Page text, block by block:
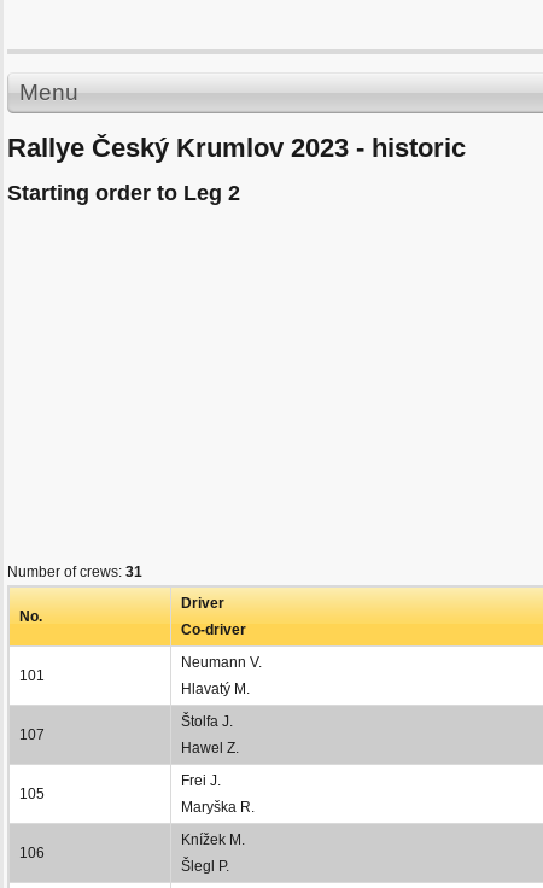
Menu
Rallye Český Krumlov 2023 - historic
Starting order to Leg 2
Number of crews: 31
No.
Driver
Co-driver
101
Neumann V.
Hlavatý M.
107
Štolfa J.
Hawel Z.
105
Frei J.
Maryška R.
106
Knížek M.
Šlegl P.